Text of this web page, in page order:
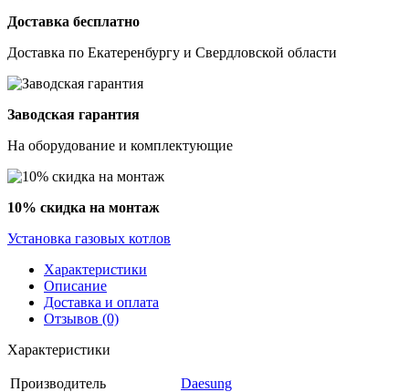
Доставка бесплатно
Доставка по Екатеренбургу и Свердловской области
Заводская гарантия
На оборудование и комплектующие
10% скидка на монтаж
Установка газовых котлов
Характеристики
Описание
Доставка и оплата
Отзывов (0)
Характеристики
Производитель
Daesung